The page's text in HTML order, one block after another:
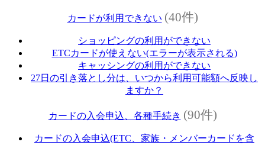
カードが利用できない (40件)
ショッピングの利用ができない
ETCカードが使えない(エラーが表示される)
キャッシングの利用ができない
27日の引き落とし分は、いつから利用可能額へ反映し
ますか？
カードの入会申込、各種手続き (90件)
カードの入会申込(ETC、家族・メンバーカードを含